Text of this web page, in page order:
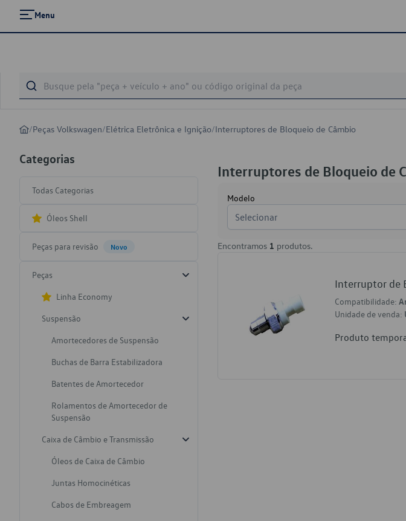
Menu
/Peças Volkswagen/Elétrica Eletrônica e Ignição/Interruptores de Bloqueio de Câmbio
Categorias
Todas Categorias
Óleos Shell
Peças para revisão Novo
Peças
Linha Economy
Suspensão
Amortecedores de Suspensão
Buchas de Barra Estabilizadora
Batentes de Amortecedor
Rolamentos de Amortecedor de
Suspensão
Caixa de Câmbio e Transmissão
Óleos de Caixa de Câmbio
Juntas Homocinéticas
Cabos de Embreagem
Interruptores de Bloqueio de
Modelo
Selecionar
Encontramos 1 produtos.
Interruptor de
Compatibilidade:
Unidade de venda:
Produto